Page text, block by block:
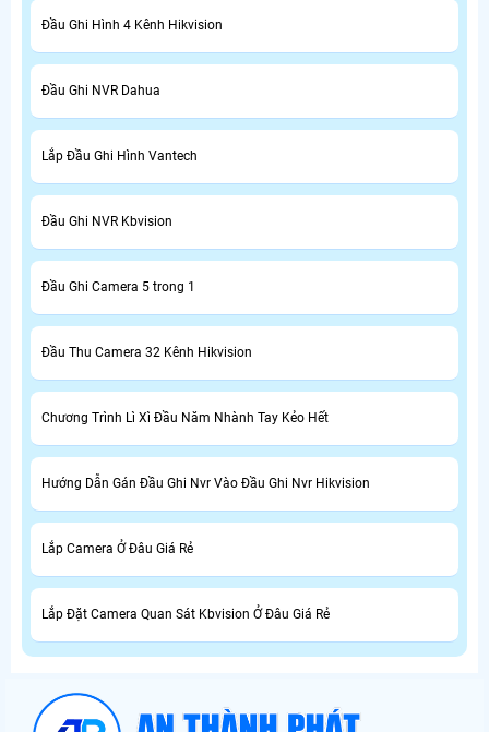
Đầu Ghi Hình 4 Kênh Hikvision
Đầu Ghi NVR Dahua
Lắp Đầu Ghi Hình Vantech
Đầu Ghi NVR Kbvision
Đầu Ghi Camera 5 trong 1
Đầu Thu Camera 32 Kênh Hikvision
Chương Trình Lì Xì Đầu Năm Nhành Tay Kẻo Hết
Hướng Dẫn Gán Đầu Ghi Nvr Vào Đầu Ghi Nvr Hikvision
Lắp Camera Ở Đâu Giá Rẻ
Lắp Đặt Camera Quan Sát Kbvision Ở Đâu Giá Rẻ